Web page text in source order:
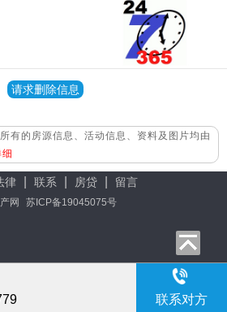
请求删除信息
有的房源信息、活动信息、资料及图片均由
律 联系 房贷 留言
网 苏ICP备19045075号
联系对方